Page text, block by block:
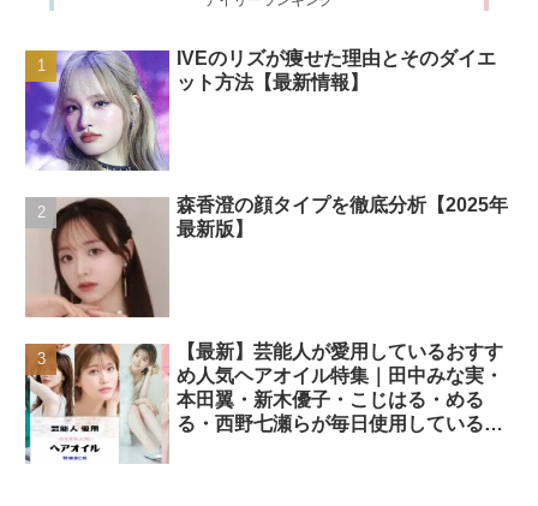
IVEのリズが痩せた理由とそのダイエ
ット方法【最新情報】
森香澄の顔タイプを徹底分析【2025年
最新版】
【最新】芸能人が愛用しているおすす
め人気ヘアオイル特集｜田中みな実・
本田翼・新木優子・こじはる・める
る・西野七瀬らが毎日使用しているヘ